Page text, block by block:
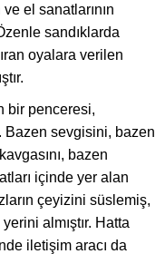
el sanatlarının
sandıklarda
oyalara verilen
bir penceresi,
Bazen sevgisini, bazen
bazen
içinde yer alan
çeyizini süslemiş,
almıştır. Hatta
iletişim aracı da